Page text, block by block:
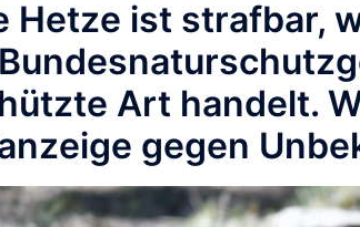
Hetze ist strafbar,
Art handelt.
gegen